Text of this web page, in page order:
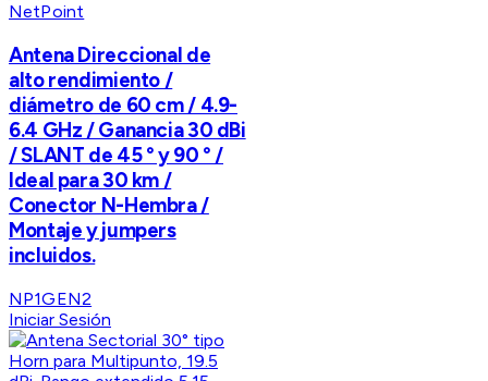
NetPoint
Antena Direccional de
alto rendimiento /
diámetro de 60 cm / 4.9-
6.4 GHz / Ganancia 30 dBi
/ SLANT de 45 ° y 90 ° /
Ideal para 30 km /
Conector N-Hembra /
Montaje y jumpers
incluidos.
NP1GEN2
Iniciar Sesión